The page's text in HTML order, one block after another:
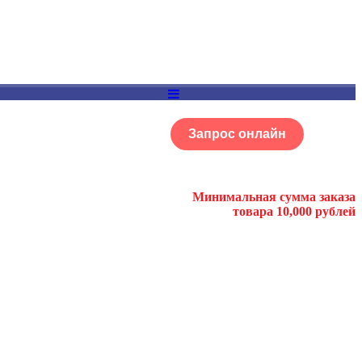
Запрос онлайн
Минимальная сумма заказа
товара 10,000 рублей